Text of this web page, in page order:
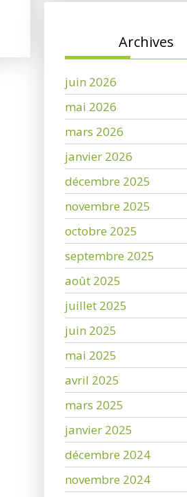
Archives
juin 2026
mai 2026
mars 2026
janvier 2026
décembre 2025
novembre 2025
octobre 2025
septembre 2025
août 2025
juillet 2025
juin 2025
mai 2025
avril 2025
mars 2025
janvier 2025
décembre 2024
novembre 2024